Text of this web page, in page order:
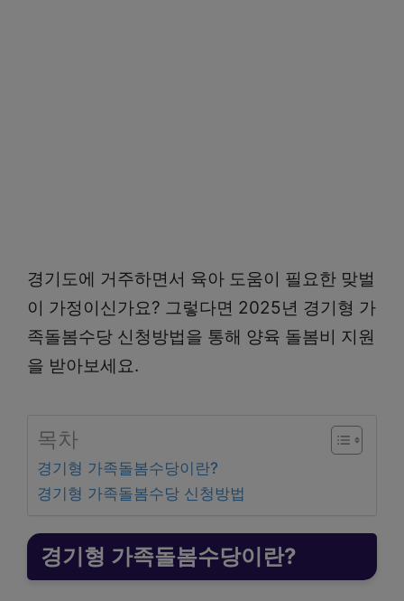
경기도에 거주하면서 육아 도움이 필요한 맞벌
이 가정이신가요? 그렇다면 2025년 경기형 가
족돌봄수당 신청방법을 통해 양육 돌봄비 지원
을 받아보세요.
목차
경기형 가족돌봄수당이란?
경기형 가족돌봄수당 신청방법
경기형 가족돌봄수당이란?